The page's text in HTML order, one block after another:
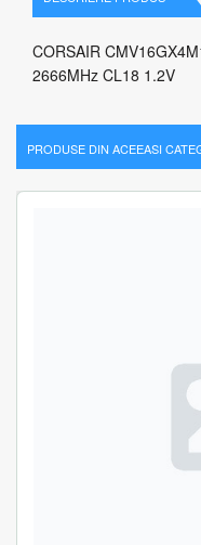
CORSAIR
2666MHz CL18 1.2V
PRODUSE DIN ACEEASI